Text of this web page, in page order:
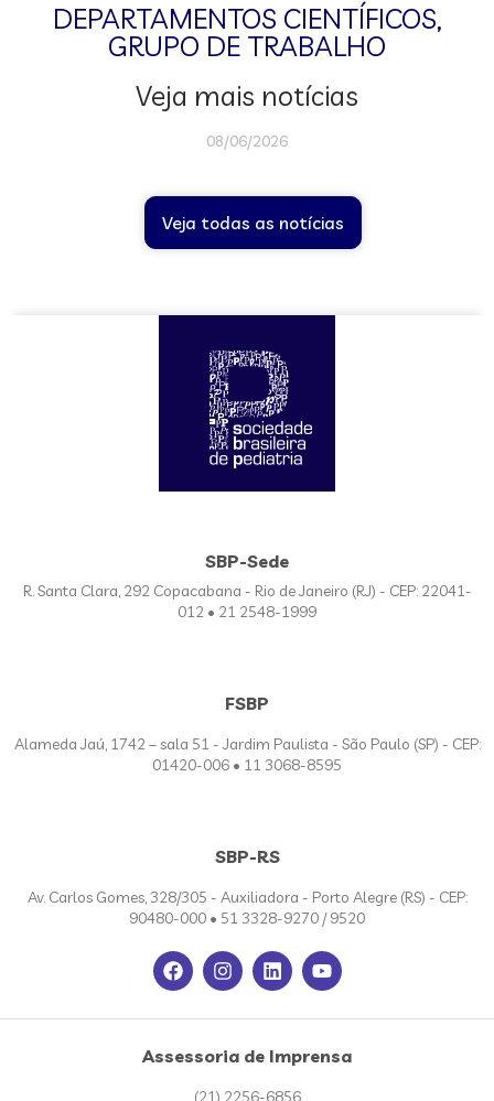
DEPARTAMENTOS CIENTÍFICOS,
GRUPO DE TRABALHO
Veja mais notícias
08/06/2026
Veja todas as notícias
SBP-Sede
R. Santa Clara, 292 Copacabana - Rio de Janeiro (RJ) - CEP: 22041-
012 • 21 2548-1999
FSBP
Alameda Jaú, 1742 – sala 51 - Jardim Paulista - São Paulo (SP) - CEP:
01420-006 • 11 3068-8595
SBP-RS
Av. Carlos Gomes, 328/305 - Auxiliadora - Porto Alegre (RS) - CEP:
90480-000 • 51 3328-9270 / 9520
Assessoria de Imprensa
(21) 2256-6856